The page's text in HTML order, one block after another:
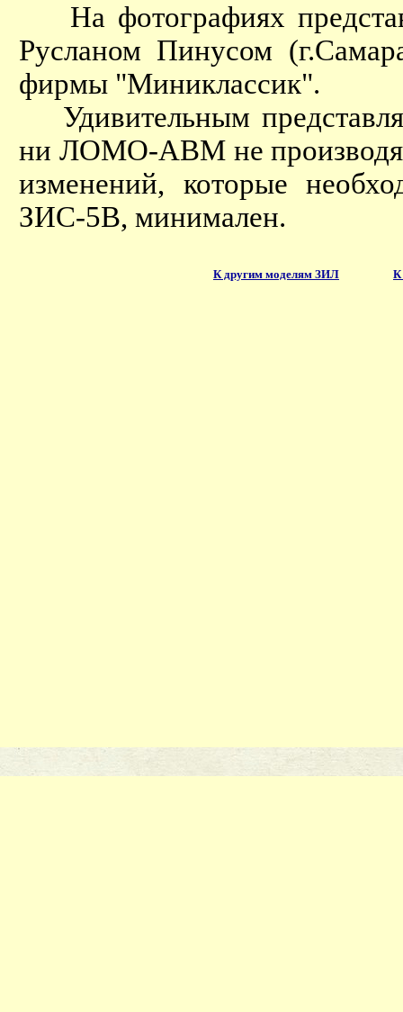
На фотографиях
Русланом Пинусом
фирмы "Миниклассик".
Удивительным
ни ЛОМО-АВМ не
изменений, которые
ЗИС-5В, минимален.
К другим моделям ЗИЛ К